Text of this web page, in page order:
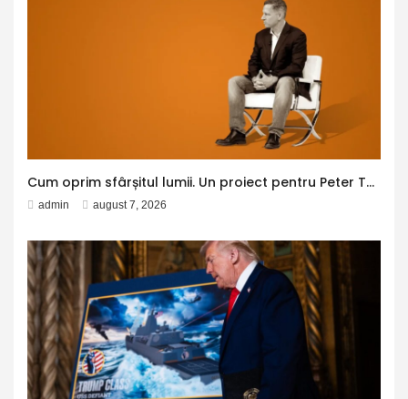
Cum oprim sfârșitul lumii. Un proiect pentru Peter Thiel
admin august 7, 2026